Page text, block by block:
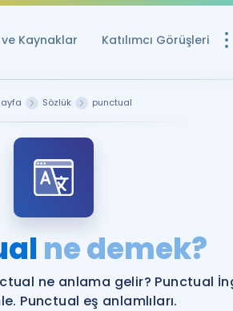
Kaynaklar Katılımcı Görüşleri
YDS ve YÖKDİL
Rehberlik Aracı
YDS ve YÖKDİL'e
Sözlük punctual
ne demek?
ne anlama gelir? Punctual
Punctual eş anlamlıları.